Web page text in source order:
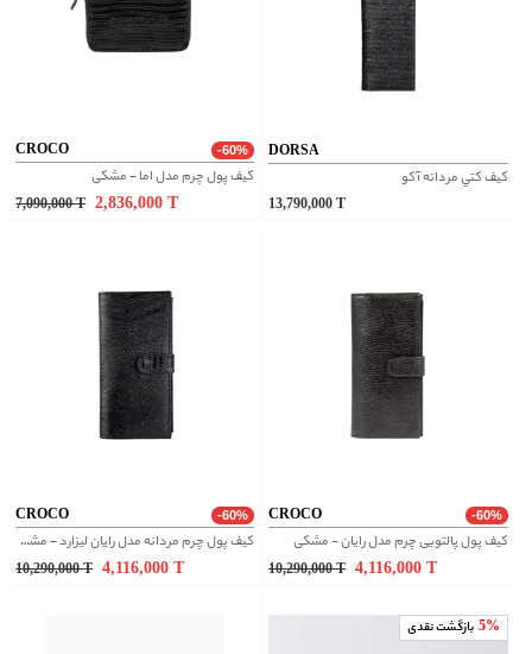
CROCO -60%
کیف پول چرم مدل اما - مشکی
7,090,000 T 2,836,000
DORSA
کيف کتي مردانه آکو
13,790,000
CROCO -60%
کیف پول چرم مردانه مدل رایان لیزارد - مشکی
10,290,000 T 4,116,000
CROCO -60%
کیف پول پالتویی چرم مدل رایان - مشکی
10,290,000 T 4,116,000
5% بازگشت نقدی